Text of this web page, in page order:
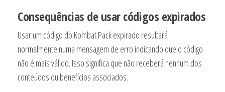
Consequências de usar códigos expirados
Usar um código do Kombat Pack expirado resultará
normalmente numa mensagem de erro indicando que o código
não é mais válido. Isso significa que não receberá nenhum dos
conteúdos ou benefícios associados.